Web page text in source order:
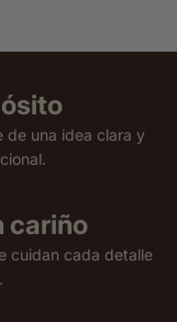
de una idea clara y
cariño
cuidan cada detalle